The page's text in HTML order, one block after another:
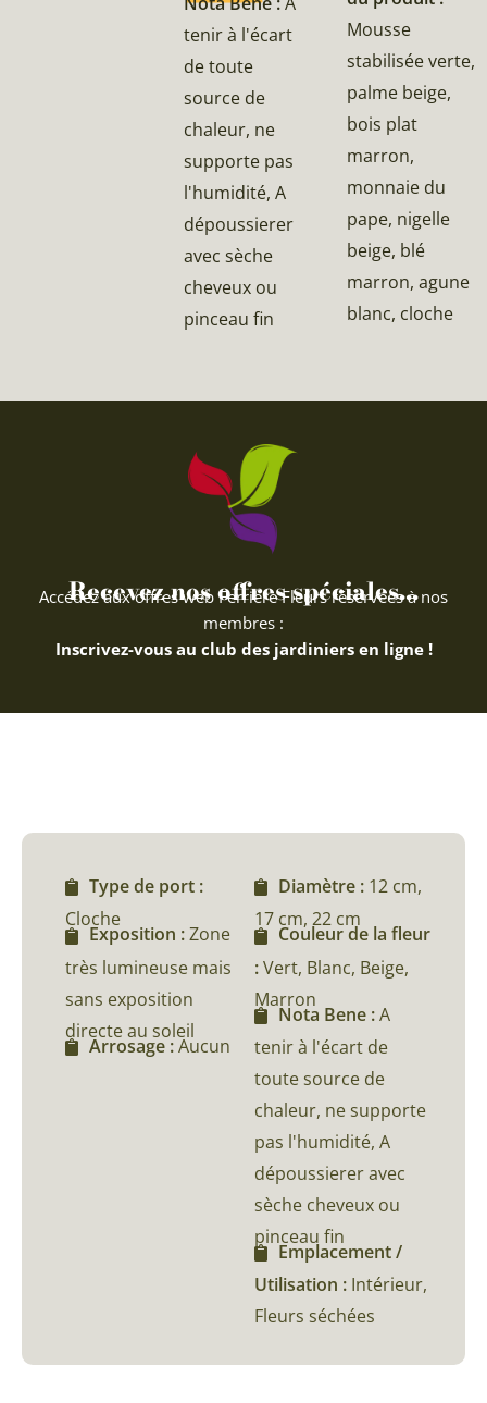
tenir à l'écart
de toute
source de
chaleur, ne
supporte pas
l'humidité, A
dépoussierer
avec sèche
cheveux ou
pinceau fin
Mousse
stabilisée verte,
palme beige,
bois plat
marron,
monnaie du
pape, nigelle
beige, blé
marron, agune
blanc, cloche
Recevez nos offres spéciales...
Accédez aux offres web Ferriere Fleurs réservées à nos
membres :
Inscrivez-vous au club des jardiniers en ligne !
Type de port :
Cloche
Exposition :Zone
très lumineuse mais
sans exposition
directe au soleil
Arrosage :Aucun
Diamètre : 12 cm,
17 cm, 22 cm
Couleur de la fleur
:Vert, Blanc, Beige,
Marron
Nota Bene :A
tenir à l'écart de
toute source de
chaleur, ne supporte
pas l'humidité, A
dépoussierer avec
sèche cheveux ou
pinceau fin
Emplacement /
Utilisation : Intérieur,
Fleurs séchées